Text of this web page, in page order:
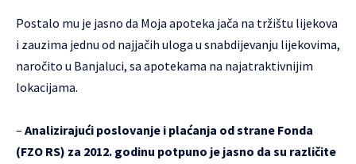
Postalo mu je jasno da Moja apoteka jača na tržištu lijekova
i zauzima jednu od najjačih uloga u snabdijevanju lijekovima,
naročito u Banjaluci, sa apotekama na najatraktivnijim
lokacijama.
– Analizirajući poslovanje i plaćanja od strane Fonda
(FZO RS) za 2012. godinu potpuno je jasno da su različite